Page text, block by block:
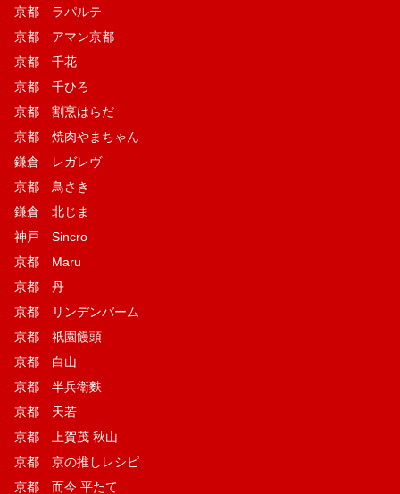
京都 ラパルテ
京都 アマン京都
京都 千花
京都 千ひろ
京都 割烹はらだ
京都 焼肉やまちゃん
鎌倉 レガレヴ
京都 鳥さき
鎌倉 北じま
神戸 Sincro
京都 Maru
京都 丹
京都 リンデンバーム
京都 祇園饅頭
京都 白山
京都 半兵衛麩
京都 天若
京都 上賀茂 秋山
京都 京の推しレシピ
京都 而今 平たて